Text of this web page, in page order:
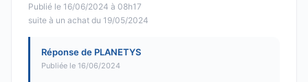
Publié le 16/06/2024 à 08h17
suite à un achat du 19/05/2024
Réponse de PLANETYS
Publiée le 16/06/2024